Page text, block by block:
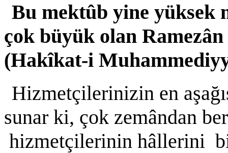
Bu mektûb yine yüksek
çok büyük olan
(Hakîkat-i
Hizmetçilerinizin en
sunar ki, çok zemândan
hizmetçilerinin hâllerini